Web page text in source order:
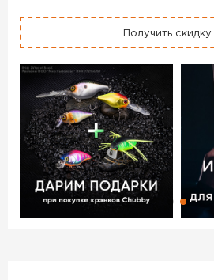
Получить скидку